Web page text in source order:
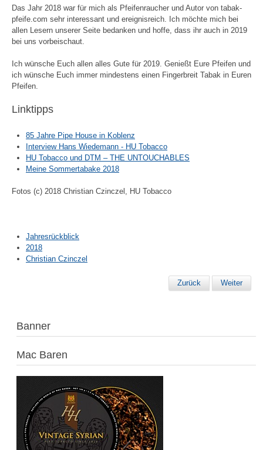
Das Jahr 2018 war für mich als Pfeifenraucher und Autor von tabak-
pfeife.com sehr interessant und ereignisreich. Ich möchte mich bei
allen Lesern unserer Seite bedanken und hoffe, dass ihr auch in 2019
bei uns vorbeischaut.
Ich wünsche Euch allen alles Gute für 2019. Genießt Eure Pfeifen und
ich wünsche Euch immer mindestens einen Fingerbreit Tabak in Euren
Pfeifen.
Linktipps
85 Jahre Pipe House in Koblenz
Interview Hans Wiedemann - HU Tobacco
HU Tobacco und DTM – THE UNTOUCHABLES
Meine Sommertabake 2018
Fotos (c) 2018 Christian Czinczel, HU Tobacco
Jahresrückblick
2018
Christian Czinczel
Zurück Weiter
Banner
Mac Baren